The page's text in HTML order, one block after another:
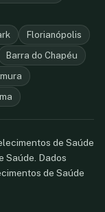
Florianópolis
Barra do Chapéu
de Saúde
Saúde. Dados
de Saúde